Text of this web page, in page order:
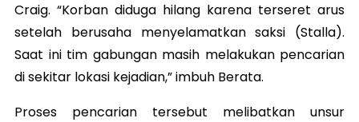
Craig. “Korban diduga hilang karena terseret arus
setelah berusaha menyelamatkan saksi (Stalla).
Saat ini tim gabungan masih melakukan pencarian
di sekitar lokasi kejadian,” imbuh Berata.
Proses pencarian tersebut melibatkan unsur